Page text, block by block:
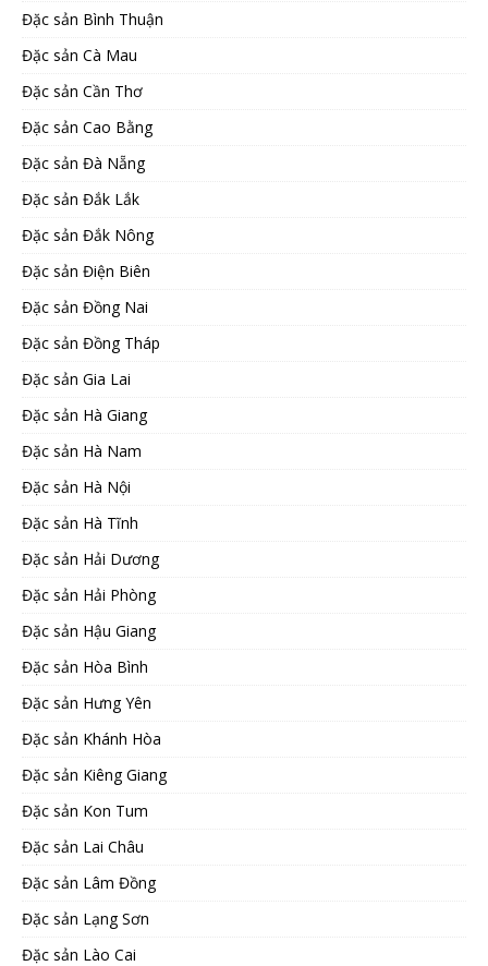
Đặc sản Bình Thuận
Đặc sản Cà Mau
Đặc sản Cần Thơ
Đặc sản Cao Bằng
Đặc sản Đà Nẵng
Đặc sản Đắk Lắk
Đặc sản Đắk Nông
Đặc sản Điện Biên
Đặc sản Đồng Nai
Đặc sản Đồng Tháp
Đặc sản Gia Lai
Đặc sản Hà Giang
Đặc sản Hà Nam
Đặc sản Hà Nội
Đặc sản Hà Tĩnh
Đặc sản Hải Dương
Đặc sản Hải Phòng
Đặc sản Hậu Giang
Đặc sản Hòa Bình
Đặc sản Hưng Yên
Đặc sản Khánh Hòa
Đặc sản Kiêng Giang
Đặc sản Kon Tum
Đặc sản Lai Châu
Đặc sản Lâm Đồng
Đặc sản Lạng Sơn
Đặc sản Lào Cai